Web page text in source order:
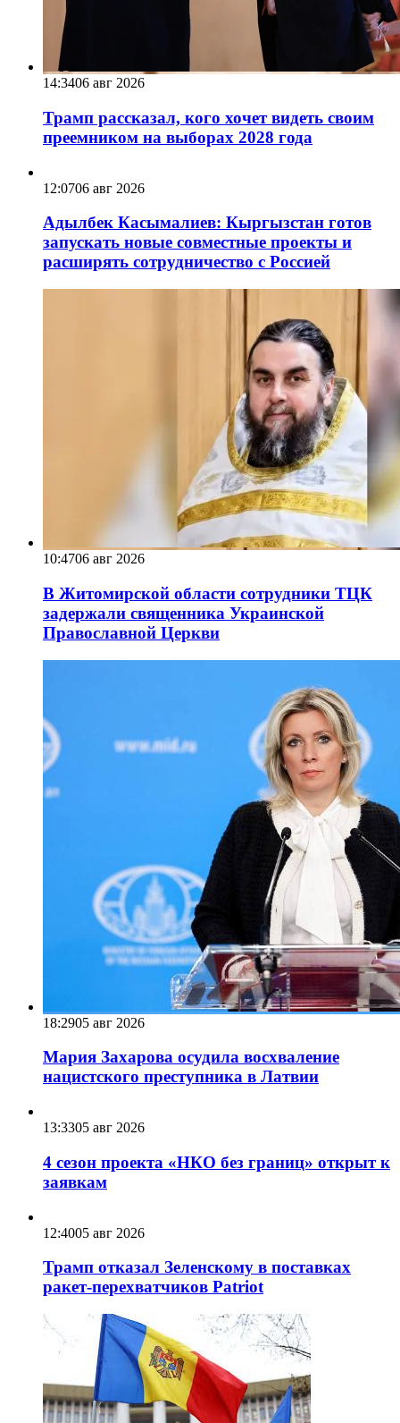
14:3406 авг 2026
Трамп рассказал, кого хочет видеть своим
преемником на выборах 2028 года
12:0706 авг 2026
Адылбек Касымалиев: Кыргызстан готов
запускать новые совместные проекты и
расширять сотрудничество с Россией
10:4706 авг 2026
В Житомирской области сотрудники ТЦК
задержали священника Украинской
Православной Церкви
18:2905 авг 2026
Мария Захарова осудила восхваление
нацистского преступника в Латвии
13:3305 авг 2026
4 сезон проекта «НКО без границ» открыт к
заявкам
12:4005 авг 2026
Трамп отказал Зеленскому в поставках
ракет-перехватчиков Patriot